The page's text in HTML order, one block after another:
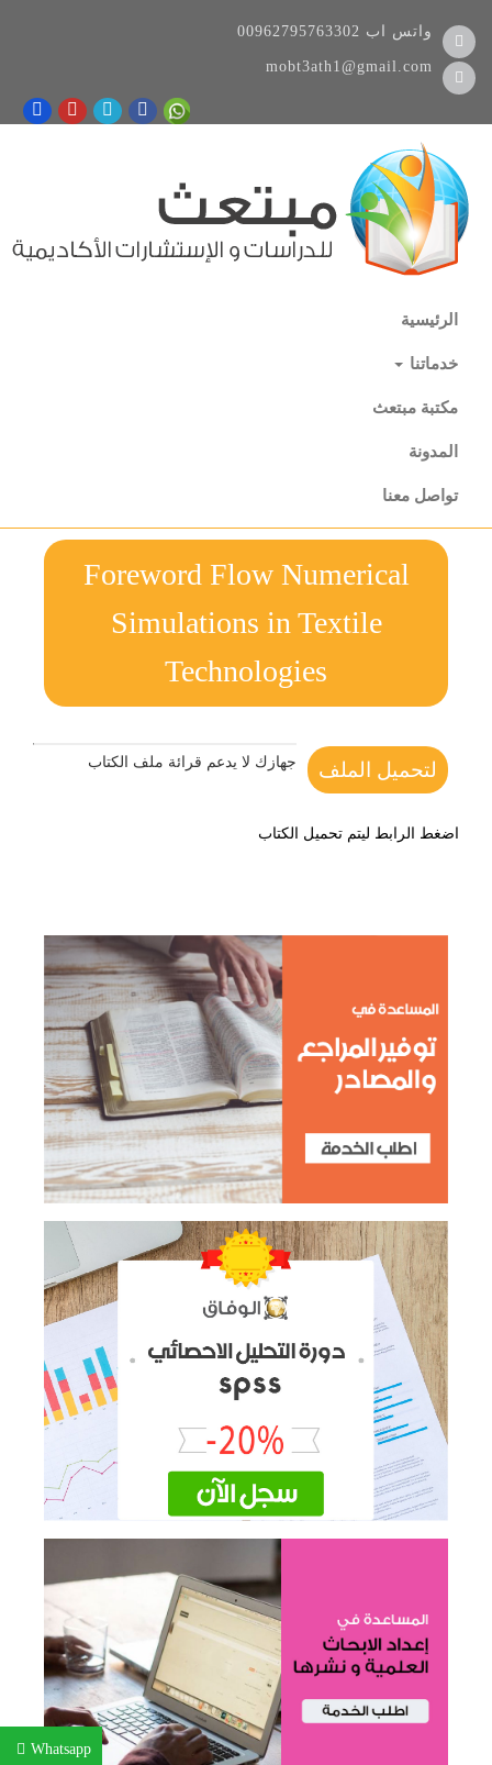
Whatsapp
00962795763302 واتس اب
mobt3ath1@gmail.com
الرئيسية
خدماتنا
مكتبة مبتعث
المدونة
تواصل معنا
Foreword Flow Numerical
Simulations in Textile
Technologies
لتحميل الملف جهازك لا يدعم قرائة ملف الكتاب
اضغط الرابط ليتم تحميل الكتاب